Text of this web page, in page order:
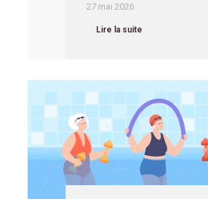
27 mai 2026
Lire la suite